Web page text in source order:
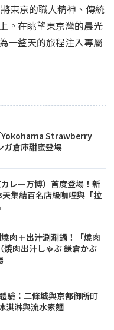
東京的職人精神、傳統
。在眺望東京灣的晨光
一整天的旅程注入專屬
Yokohama Strawberry
倉庫甜蜜登場
レー万博）首度登場！新
集結百名店級咖哩與「拉
肉＋出汁涮涮鍋！「燒肉
焼肉出汁しゃぶ 鎌倉かぶ
驗：二條城與京都御所町
淇淋與流水素麵